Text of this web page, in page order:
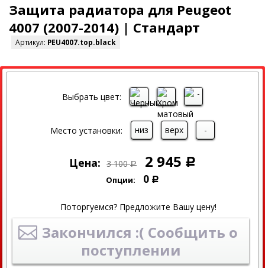
Защита радиатора для Peugeot
4007 (2007-2014) | Стандарт
Артикул: PEU4007.top.black
СКИДКА
Выбрать цвет:
Место установки: низ верх -
Цена: 3 100 Р 2 945 Р
Опции: 0 Р
Поторгуемся? Предложите Вашу цену!
Закончился :( Сообщить о
поступлении